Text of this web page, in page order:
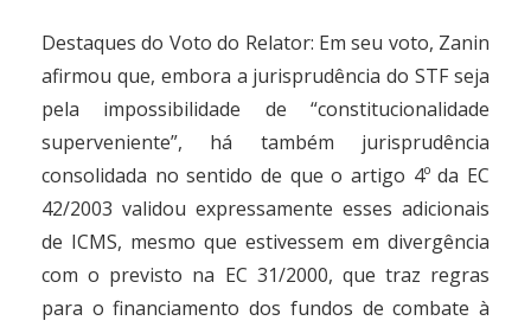
Destaques do Voto do Relator: Em seu voto, Zanin
afirmou que, embora a jurisprudência do STF seja
pela impossibilidade de “constitucionalidade
superveniente”, há também jurisprudência
consolidada no sentido de que o artigo 4º da EC
42/2003 validou expressamente esses adicionais
de ICMS, mesmo que estivessem em divergência
com o previsto na EC 31/2000, que traz regras
para o financiamento dos fundos de combate à